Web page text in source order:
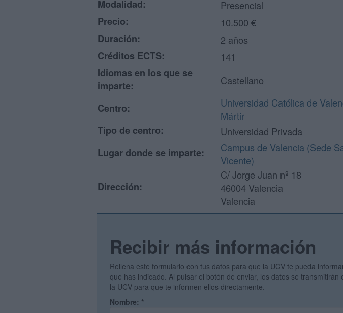
Modalidad:
Presencial
Precio:
10.500 €
Duración:
2 años
Créditos ECTS:
141
Idiomas en los que se
imparte:
Castellano
Centro:
Universidad Católica de
Mártir
Tipo de centro:
Universidad Privada
Lugar donde se imparte:
Campus de Valencia (Sede
Vicente)
Dirección:
C/ Jorge Juan nº 18
46004 Valencia
Valencia
Recibir más información
Rellena este formulario con tus datos para que la UCV te pueda
que has indicado. Al pulsar el botón de enviar, los datos se transmitirán
la UCV para que te informen ellos directamente.
Nombre: *